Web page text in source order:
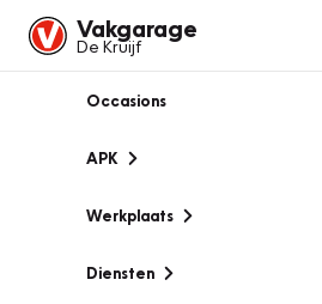
Vakgarage
De Kruijf
Occasions
APK
Werkplaats
Diensten